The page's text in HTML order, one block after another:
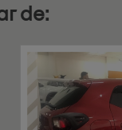
de: